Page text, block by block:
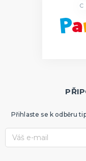
Přihlaste se k odběru